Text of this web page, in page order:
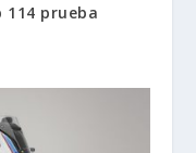
114 prueba